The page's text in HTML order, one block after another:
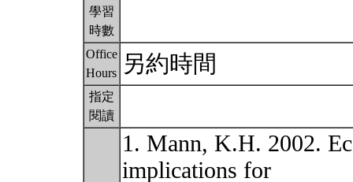
學習
時數
Office
Hours
另約時間
指定
閱讀
1. Mann, K.H. 2002.
implications for